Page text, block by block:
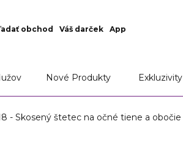
obchod Váš darček App
Nové Produkty Exkluzivity
- Skosený štetec na očné tiene a obočie